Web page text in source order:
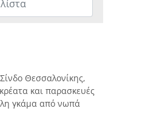
Θεσσαλονίκης,
και παρασκευές
γκάμα από νωπά